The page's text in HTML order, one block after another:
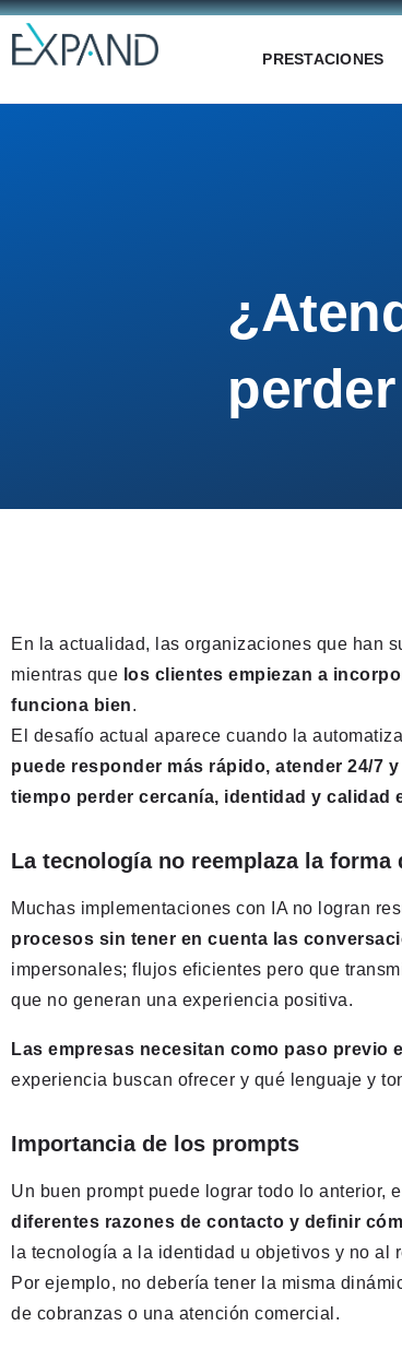
Ir
PRESTACIONES
En la actualidad, las organizaciones que han
mientras que los clientes empiezan a
funciona bien.
El desafío actual aparece cuando la
puede responder más rápido, atender 24/7
tiempo perder cercanía, identidad y calidad
La tecnología no reemplaza la forma
Muchas implementaciones con IA no logran
procesos sin tener en cuenta las
impersonales; flujos eficientes pero que
que no generan una experiencia positiva.
Las empresas necesitan como paso previo
experiencia buscan ofrecer y qué lenguaje y
Importancia de los prompts
Un buen prompt puede lograr todo lo anterior,
diferentes razones de contacto y definir
la tecnología a la identidad u objetivos y no al
Por ejemplo, no debería tener la misma
de cobranzas o una atención comercial.